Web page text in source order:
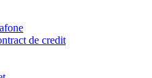
de credit